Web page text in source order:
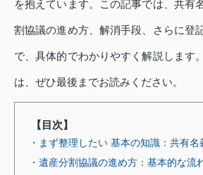
を抱えています。この記事では、共有
割協議の進め方、解消手段、さらに登
で、具体的でわかりやすく解説します
は、ぜひ最後までお読みください。
【目次】
・まず整理したい 基本の知識：共有名
・遺産分割協議の進め方：基本的な流